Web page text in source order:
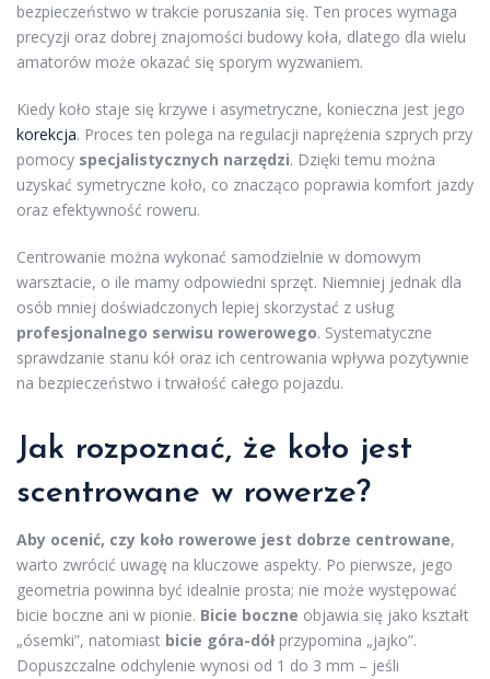
bezpieczeństwo w trakcie poruszania się. Ten proces wymaga
precyzji oraz dobrej znajomości budowy koła, dlatego dla wielu
amatorów może okazać się sporym wyzwaniem.
Kiedy koło staje się krzywe i asymetryczne, konieczna jest jego
korekcja. Proces ten polega na regulacji naprężenia szprych przy
pomocy specjalistycznych narzędzi. Dzięki temu można
uzyskać symetryczne koło, co znacząco poprawia komfort jazdy
oraz efektywność roweru.
Centrowanie można wykonać samodzielnie w domowym
warsztacie, o ile mamy odpowiedni sprzęt. Niemniej jednak dla
osób mniej doświadczonych lepiej skorzystać z usług
profesjonalnego serwisu rowerowego. Systematyczne
sprawdzanie stanu kół oraz ich centrowania wpływa pozytywnie
na bezpieczeństwo i trwałość całego pojazdu.
Jak rozpoznać, że koło jest
scentrowane w rowerze?
Aby ocenić, czy koło rowerowe jest dobrze centrowane,
warto zwrócić uwagę na kluczowe aspekty. Po pierwsze, jego
geometria powinna być idealnie prosta; nie może występować
bicie boczne ani w pionie. Bicie boczne objawia się jako kształt
„ósemki”, natomiast bicie góra-dółprzypomina „jajko”.
Dopuszczalne odchylenie wynosi od 1 do 3 mm – jeśli